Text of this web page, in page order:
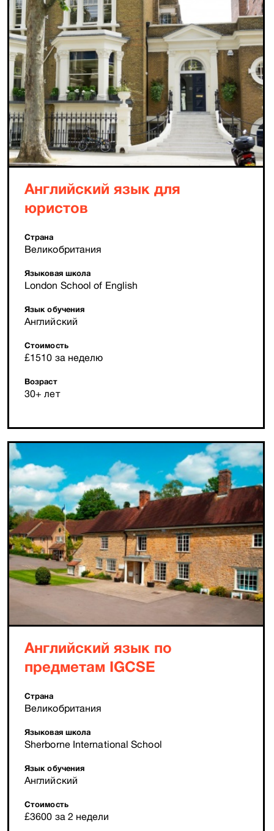
Английский язык для
юристов
Страна
Великобритания
Языковая школа
London School of English
Язык обучения
Английский
Стоимость
£1510 за неделю
Возраст
30+ лет
Английский язык по
предметам IGCSE
Страна
Великобритания
Языковая школа
Sherborne International School
Язык обучения
Английский
Стоимость
£3600 за 2 недели